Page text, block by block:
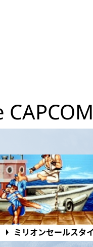
ミリオンセールスタ